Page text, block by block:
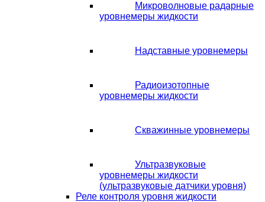
Микроволновые радарные
уровнемеры жидкости
Надставные уровнемеры
Радиоизотопные
уровнемеры жидкости
Скважинные уровнемеры
Ультразвуковые
уровнемеры жидкости
(ультразвуковые датчики уровня)
Реле контроля уровня жидкости